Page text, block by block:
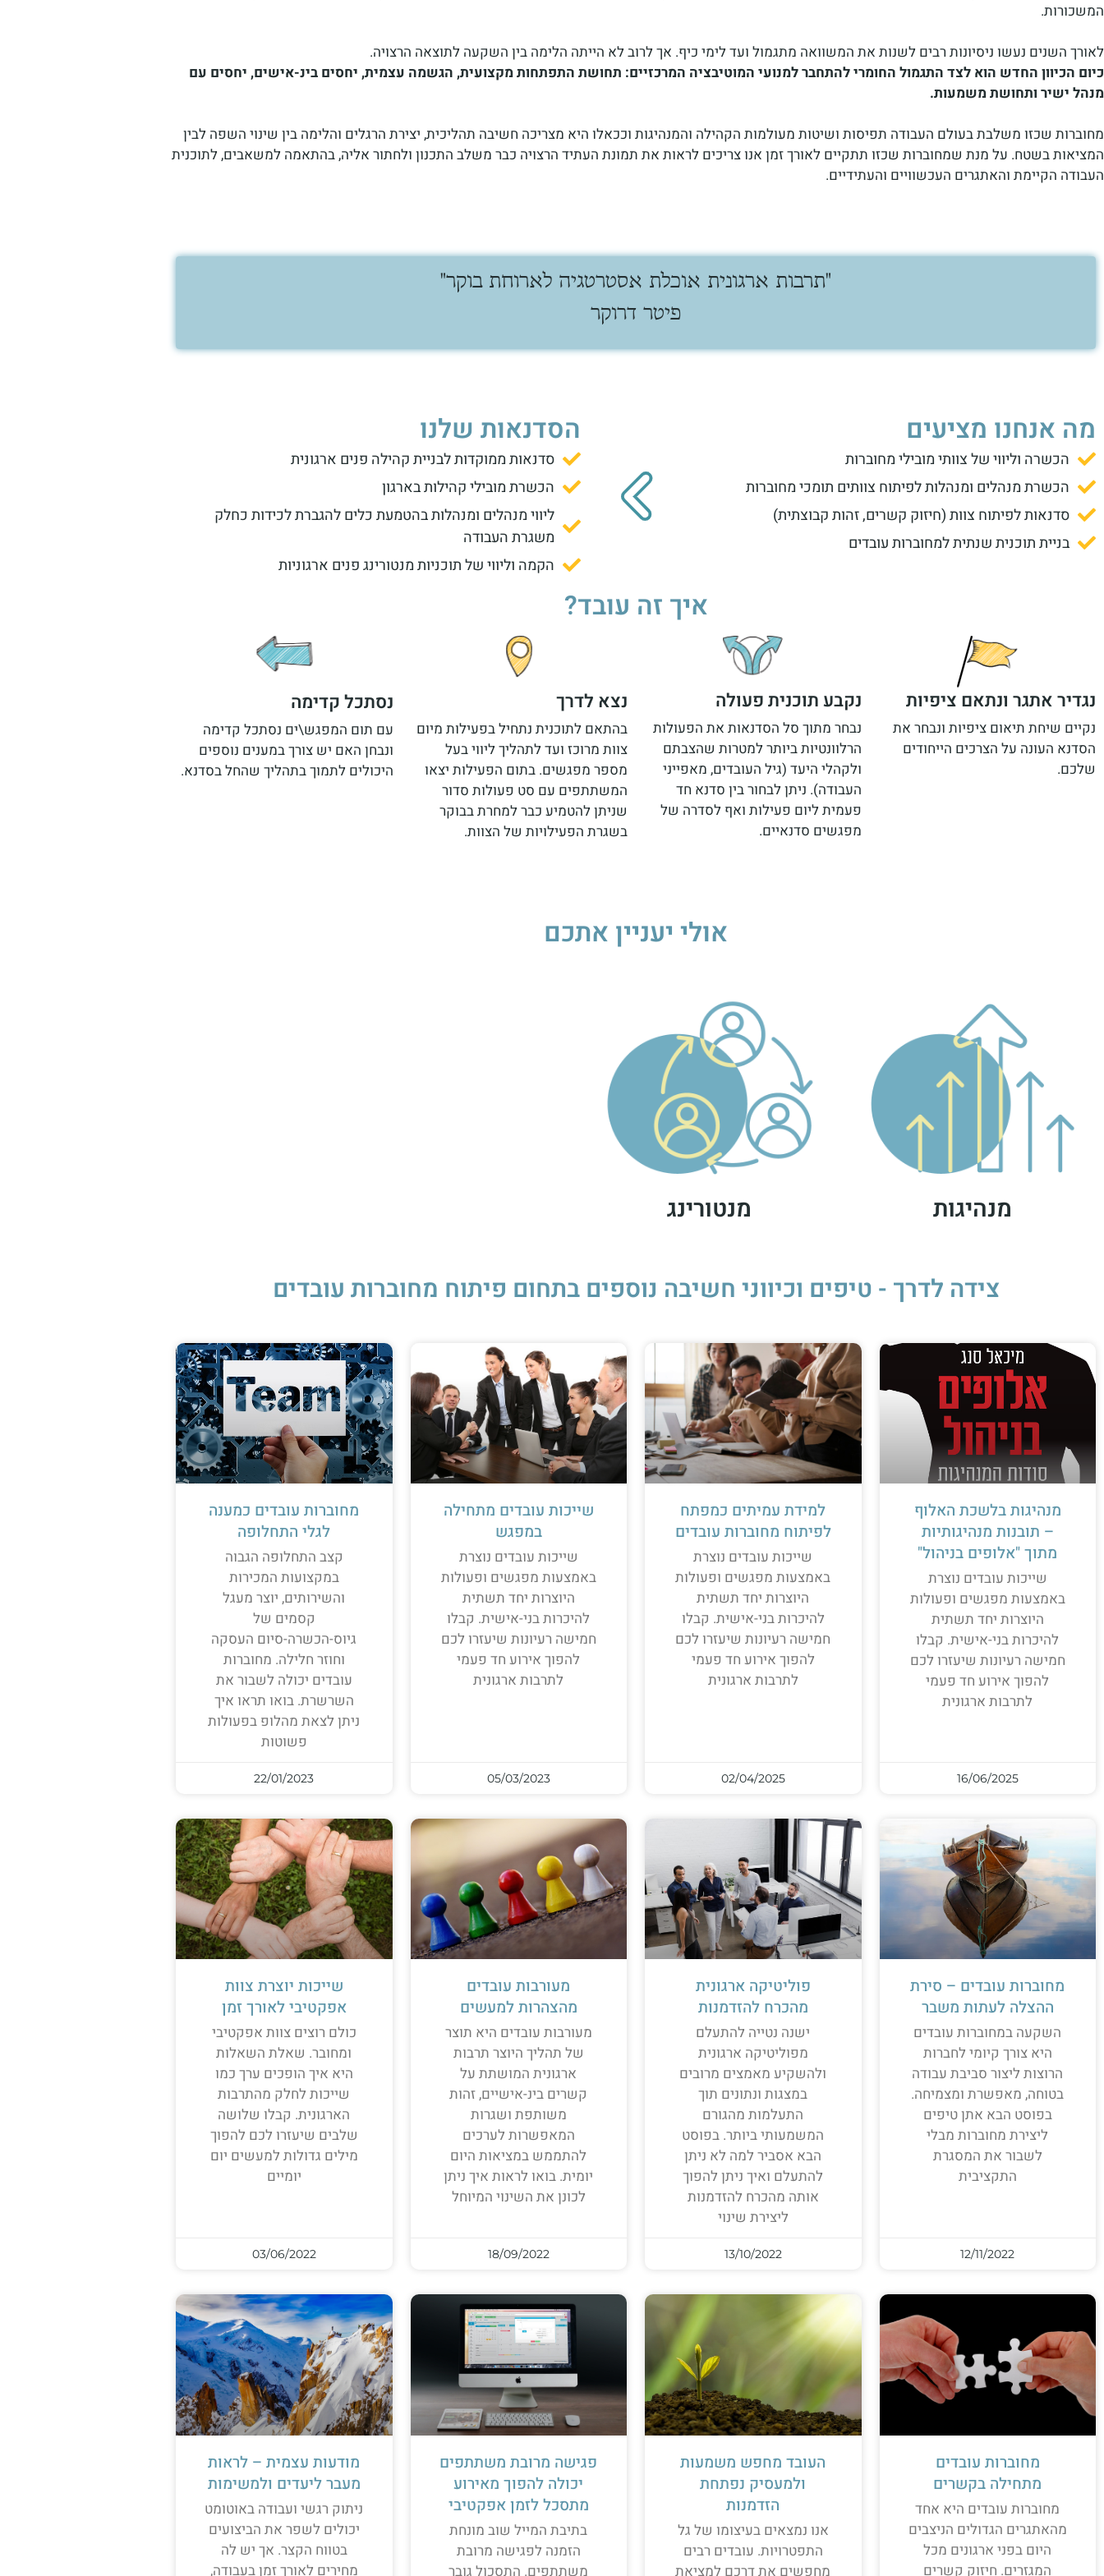
המשכורות.
לאורך השנים נעשו ניסיונות רבים לשנות את המשוואה מתגמול ועד לימי כיף. אך לרוב לא הייתה הלימה בין השקעה לתוצאה הרצויה.
כיום הכיוון החדש הוא לצד התגמול החומרי להתחבר למנועי המוטיבציה המרכזיים: תחושת התפתחות מקצועית, הגשמה עצמית, יחסים בינ-אישים, יחסים עם
מנהל ישיר ותחושת משמעות.
מחוברות שכזו משלבת בעולם העבודה תפיסות ושיטות מעולמות הקהילה והמנהיגות וככאלו היא מצריכה חשיבה תהליכית, יצירת הרגלים והלימה בין שינוי השפה לבין
המציאות בשטח. על מנת שמחוברות שכזו תתקיים לאורך זמן אנו צריכים לראות את תמונת העתיד הרצויה כבר משלב התכנון ולחתור אליה, בהתאמה למשאבים, לתוכנית
העבודה הקיימת והאתגרים העכשוויים והעתידיים.
"תרבות ארגונית אוכלת אסטרטגיה לארוחת בוקר"
פיטר דרוקר
מה אנחנו מציעים
הכשרה וליווי של צוותי מובילי מחוברות
הכשרת מנהלים ומנהלות לפיתוח צוותים תומכי מחוברות
סדנאות לפיתוח צוות (חיזוק קשרים, זהות קבוצתית)
בניית תוכנית שנתית למחוברות עובדים
הסדנאות שלנו
סדנאות ממוקדות לבניית קהילה פנים ארגונית
הכשרת מובילי קהילות בארגון
ליווי מנהלים ומנהלות בהטמעת כלים להגברת לכידות כחלק
משגרת העבודה
הקמה וליווי של תוכניות מנטורינג פנים ארגוניות
איך זה עובד?
נגדיר אתגר ונתאם ציפיות
נקיים שיחת תיאום ציפיות ונבחר את
הסדנא העונה על הצרכים הייחודים
שלכם.
נקבע תוכנית פעולה
נבחר מתוך סל הסדנאות את הפעולות
הרלוונטיות ביותר למטרות שהצבתם
ולקהלי היעד (גיל העובדים, מאפייני
העבודה). ניתן לבחור בין סדנא חד
פעמית ליום פעילות ואף לסדרה של
מפגשים סדנאיים.
נצא לדרך
בהתאם לתוכנית נתחיל בפעילות מיום
צוות מרוכז ועד לתהליך ליווי בעל
מספר מפגשים. בתום הפעילות יצאו
המשתתפים עם סט פעולות סדור
שניתן להטמיע כבר למחרת בבוקר
בשגרת הפעילויות של הצוות.
נסתכל קדימה
עם תום המפגש\ים נסתכל קדימה
ונבחן האם יש צורך במענים נוספים
היכולים לתמוך בתהליך שהחל בסדנא.
אולי יעניין אתכם
מנהיגות מנטורינג
צידה לדרך - טיפים וכיווני חשיבה נוספים בתחום פיתוח מחוברות עובדים
מנהיגות בלשכת האלוף
– תובנות מנהיגותיות
מתוך "אלופים בניהול"
שייכות עובדים נוצרת
באמצעות מפגשים ופעולות
היוצרות יחד תשתית
להיכרות בני-אישית. קבלו
חמישה רעיונות שיעזרו לכם
להפוך אירוע חד פעמי
לתרבות ארגונית
16/06/2025
למידת עמיתים כמפתח
לפיתוח מחוברות עובדים
שייכות עובדים נוצרת
באמצעות מפגשים ופעולות
היוצרות יחד תשתית
להיכרות בני-אישית. קבלו
חמישה רעיונות שיעזרו לכם
להפוך אירוע חד פעמי
לתרבות ארגונית
02/04/2025
שייכות עובדים מתחילה
במפגש
שייכות עובדים נוצרת
באמצעות מפגשים ופעולות
היוצרות יחד תשתית
להיכרות בני-אישית. קבלו
חמישה רעיונות שיעזרו לכם
להפוך אירוע חד פעמי
לתרבות ארגונית
05/03/2023
מחוברות עובדים כמענה
לגלי התחלופה
קצב התחלופה הגבוה
במקצועות המכירות
והשירותים, יוצר מעגל
קסמים של
גיוס-הכשרה-סיום העסקה
וחוזר חלילה. מחוברות
עובדים יכולה לשבור את
השרשרת. בואו תראו איך
ניתן לצאת מהלופ בפעולות
פשוטות
22/01/2023
מחוברות עובדים – סירת
ההצלה לעתות משבר
השקעה במחוברות עובדים
היא צורך קיומי לחברות
הרוצות ליצור סביבת עבודה
בטוחה, מאפשרת ומצמיחה.
בפוסט הבא אתן טיפים
ליצירת מחוברות מבלי
לשבור את המסגרת
התקציבית
12/11/2022
פוליטיקה ארגונית
מהכרח להזדמנות
ישנה נטייה להתעלם
מפוליטיקה ארגונית
ולהשקיע מאמצים מרובים
במצגות ונתונים תוך
התעלמות מהגורם
המשמעותי ביותר. בפוסט
הבא אסביר למה לא ניתן
להתעלם ואיך ניתן להפוך
אותה מהכרח להזדמנות
ליצירת שינוי
13/10/2022
מעורבות עובדים
מהצהרות למעשים
מעורבות עובדים היא תוצר
של תהליך היוצר תרבות
ארגונית המושתת על
קשרים בינ-אישיים, זהות
משותפת ושגרות
המאפשרות לערכים
להתממש במציאות היום
יומית. בואו לראות איך ניתן
לכונן את השינוי המיוחל
18/09/2022
שייכות יוצרת צוות
אפקטיבי לאורך זמן
כולם רוצים צוות אפקטיבי
ומחובר. שאלת השאלות
היא איך הופכים ערך כמו
שייכות לחלק מהתרבות
הארגונית. קבלו שלושה
שלבים שיעזרו לכם להפוך
מילים גדולות למעשים יום
יומיים
03/06/2022
מחוברות עובדים
מתחילה בקשרים
מחוברות עובדים היא אחד
מהאתגרים הגדולים הניצבים
היום בפני ארגונים מכל
המגזרים. חיזוק קשרים
העובד מחפש משמעות
ולמעסיק נפתחת
הזדמנות
אנו נמצאים בעיצומו של גל
התפטרויות. עובדים רבים
מחפשים את דרכם למציאת
פגישה מרובת משתתפים
יכולה להפוך מאירוע
מתסכל לזמן אפקטיבי
בתיבת המייל שוב מונחת
הזמנה לפגישה מרובת
משתתפים. התסכול גובר
מודעות עצמית – לראות
מעבר ליעדים ולמשימות
ניתוק רגשי ועבודה באוטומט
יכולים לשפר את הביצועים
בטווח הקצר. אך יש לה
מחירים לאורך זמן בעבודה,